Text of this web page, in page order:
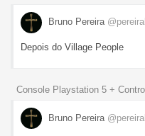
Bruno Pereira
Depois do Village People
Console Playstation 5 +
Bruno Pereira